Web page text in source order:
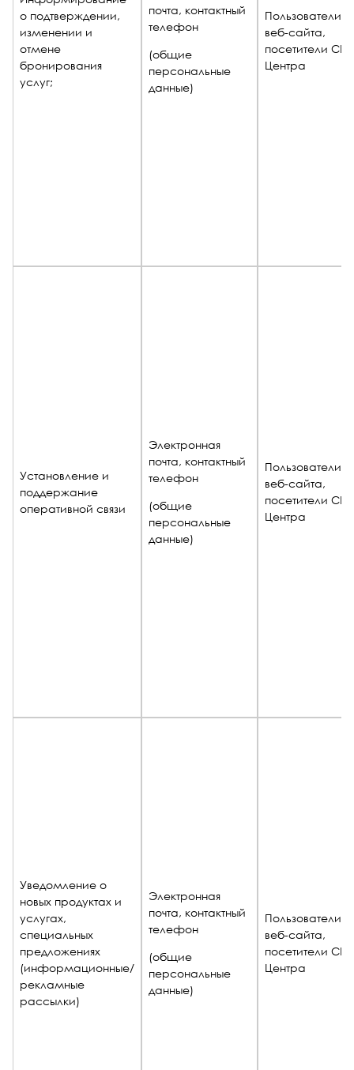
о подтверждении,
изменении и
отмене
бронирования
услуг;
почта, контактный
телефон
(общие
персональные
данные)
Пользователи
веб-сайта,
посетители
Центра
Установление и
поддержание
оперативной связи
Электронная
почта, контактный
телефон
(общие
персональные
данные)
Пользователи
веб-сайта,
посетители
Центра
Уведомление о
новых продуктах и
услугах,
специальных
предложениях
(информационные/
рекламные
рассылки)
Электронная
почта, контактный
телефон
(общие
персональные
данные)
Пользователи
веб-сайта,
посетители
Центра